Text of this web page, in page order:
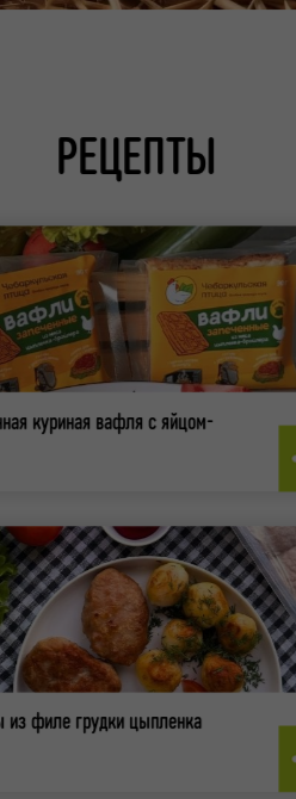
РЕЦЕПТЫ
куриная вафля с яйцом-
из филе грудки цыпленка